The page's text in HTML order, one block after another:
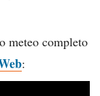
meteo completo
: